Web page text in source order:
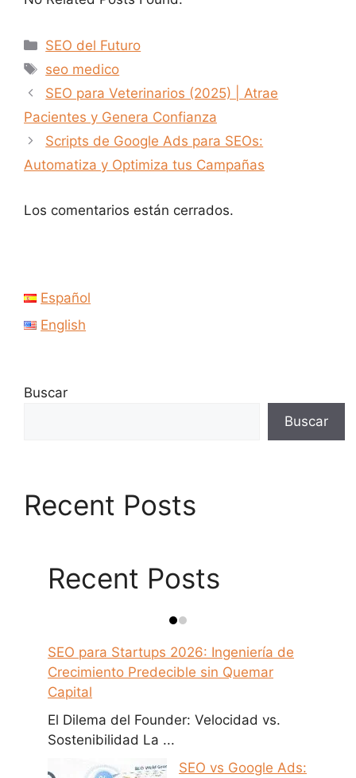
Categorías
SEO del Futuro
Etiquetas
seo medico
SEO para Veterinarios (2025) | Atrae
Pacientes y Genera Confianza
Scripts de Google Ads para SEOs:
Automatiza y Optimiza tus Campañas
Los comentarios están cerrados.
Español
English
Buscar
Buscar
Recent Posts
Recent Posts
SEO para Startups 2026: Ingeniería de
Crecimiento Predecible sin Quemar
Capital
El Dilema del Founder: Velocidad vs.
Sostenibilidad La ...
SEO vs Google Ads: